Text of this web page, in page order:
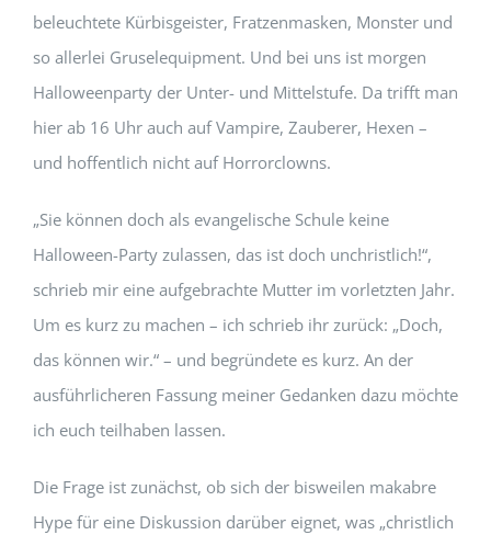
beleuchtete Kürbisgeister, Fratzenmasken, Monster und
so allerlei Gruselequipment. Und bei uns ist morgen
Halloweenparty der Unter- und Mittelstufe. Da trifft man
hier ab 16 Uhr auch auf Vampire, Zauberer, Hexen –
und hoffentlich nicht auf Horrorclowns.
„Sie können doch als evangelische Schule keine
Halloween-Party zulassen, das ist doch unchristlich!“,
schrieb mir eine aufgebrachte Mutter im vorletzten Jahr.
Um es kurz zu machen – ich schrieb ihr zurück: „Doch,
das können wir.“ – und begründete es kurz. An der
ausführlicheren Fassung meiner Gedanken dazu möchte
ich euch teilhaben lassen.
Die Frage ist zunächst, ob sich der bisweilen makabre
Hype für eine Diskussion darüber eignet, was „christlich